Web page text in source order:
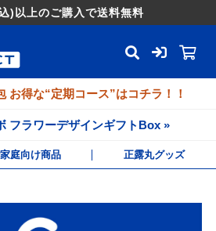
) 以上のご購入で送料無料
お得な“定期コース”はコチラ！！
フラワーデザインギフトBox »
庭向け商品 正露丸グッズ